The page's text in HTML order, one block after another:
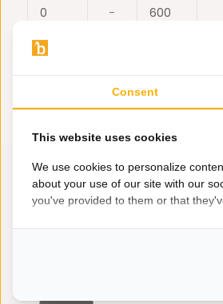
-
Consent
This website uses cookies
We use cookies to personalize
about your use of our site with our
you've provided to them or that